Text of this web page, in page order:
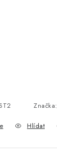
Značka:
Hlídat